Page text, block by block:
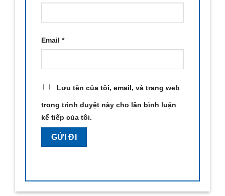
Email *
Lưu tên của tôi, email, và trang web
trong trình duyệt này cho lần bình luận
kế tiếp của tôi.